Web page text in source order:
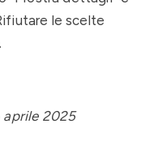
le scelte
aprile 2025